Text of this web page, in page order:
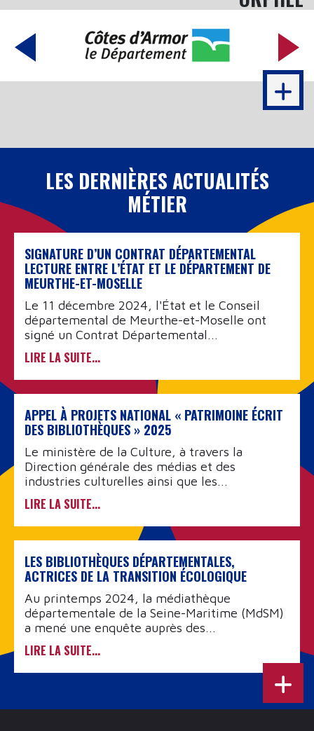
LES DERNIÈRES ACTUALITÉS
MÉTIER
SIGNATURE D’UN CONTRAT DÉPARTEMENTAL
LECTURE ENTRE L’ÉTAT ET LE DÉPARTEMENT DE
MEURTHE-ET-MOSELLE
Le 11 décembre 2024, l'État et le Conseil
départemental de Meurthe-et-Moselle ont
signé un Contrat Départemental...
LIRE LA SUITE...
APPEL À PROJETS NATIONAL « PATRIMOINE ÉCRIT
DES BIBLIOTHÈQUES » 2025
Le ministère de la Culture, à travers la
Direction générale des médias et des
industries culturelles ainsi que les...
LIRE LA SUITE...
LES BIBLIOTHÈQUES DÉPARTEMENTALES,
ACTRICES DE LA TRANSITION ÉCOLOGIQUE
Au printemps 2024, la médiathèque
départementale de la Seine-Maritime (MdSM)
a mené une enquête auprès des...
LIRE LA SUITE...